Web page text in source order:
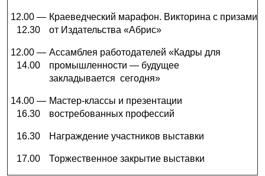
12.00 —
12.30
Краеведческий марафон. Викторина с призами
от Издательства «Абрис»
12.00 —
14.00
Ассамблея работодателей «Кадры для
промышленности — будущее
закладывается сегодня»
14.00 —
16.30
Мастер-классы и презентации
востребованных профессий
16.30 Награждение участников выставки
17.00 Торжественное закрытие выставки